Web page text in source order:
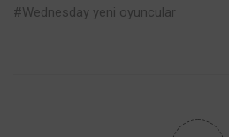
Wednesday yeni oyuncular